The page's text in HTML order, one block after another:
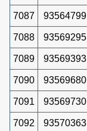
7087 93564799
7088 93569295
7089 93569393
7090 93569680
7091 93569730
7092 93570363